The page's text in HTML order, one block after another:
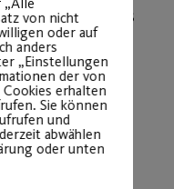
und bleib uns
geht nicht!
von nicht
oder auf
anders
„Einstellungen
der von
erhalten
Sie können
und
abwählen
oder unten